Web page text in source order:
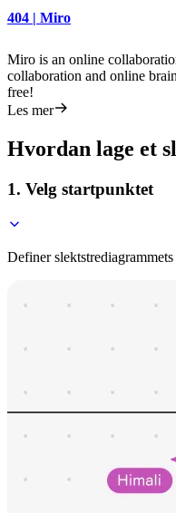
404 | Miro
Miro is an online
collaboration and online
free!
Les mer
Hvordan lage et
1. Velg startpunktet
Definer